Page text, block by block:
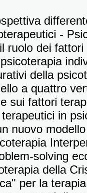
-
ruolo dei
della
a quattro
sui fattori
in
nuovo
solving
della
per la